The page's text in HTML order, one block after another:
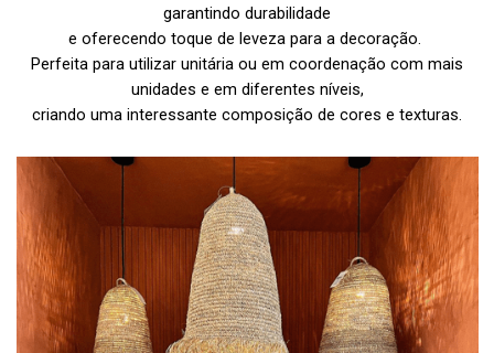
garantindo durabilidade
e oferecendo toque de leveza para a decoração.
Perfeita para utilizar unitária ou em coordenação com mais
unidades e em diferentes níveis,
criando uma interessante composição de cores e texturas.